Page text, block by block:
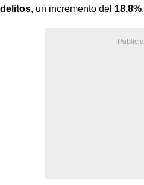
delitos, un incremento del 18,8%.